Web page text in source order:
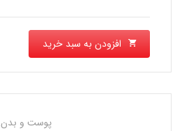
افزودن به سبد خرید
پوست و بدن